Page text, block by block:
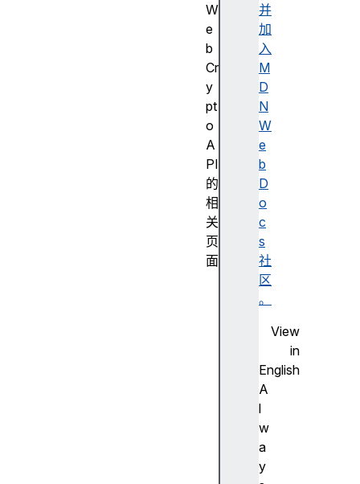
并
加
入
M
D
N
W
e
b
D
o
c
s
社
区
。
View
in
English
A
l
w
a
y
W
e
b
Cr
y
pt
o
A
PI
的
相
关
页
面